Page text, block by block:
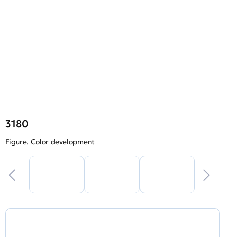
3180
Figure. Color development